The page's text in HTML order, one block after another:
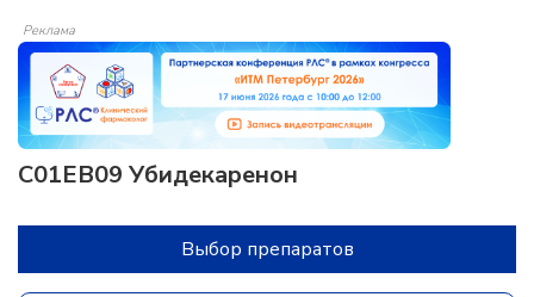
Реклама
C01EB09 Убидекаренон
Выбор препаратов